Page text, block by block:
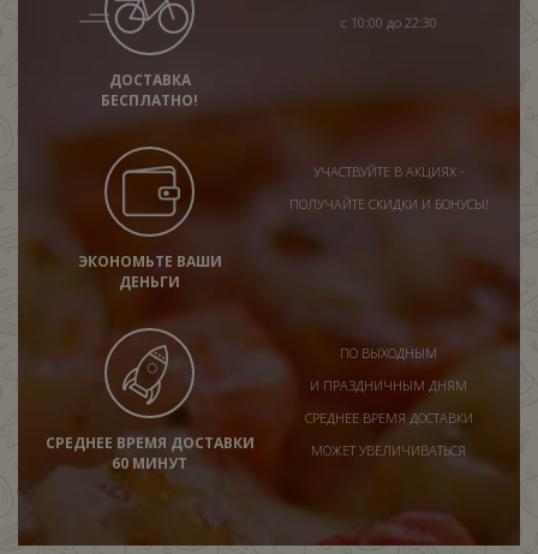
ДОСТАВКА
БЕСПЛАТНО!
с 10:00 до 22:30
ЭКОНОМЬТЕ ВАШИ
ДЕНЬГИ
УЧАСТВУЙТЕ В АКЦИЯХ -
ПОЛУЧАЙТЕ СКИДКИ И БОНУСЫ!
СРЕДНЕЕ ВРЕМЯ ДОСТАВКИ
60 МИНУТ
ПО ВЫХОДНЫМ
И ПРАЗДНИЧНЫМ ДНЯМ
СРЕДНЕЕ ВРЕМЯ ДОСТАВКИ
МОЖЕТ УВЕЛИЧИВАТЬСЯ